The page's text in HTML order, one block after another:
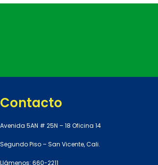
Contacto
Avenida 5AN # 25N – 18 Oficina 14
Segundo Piso – San Vicente, Cali.
Llámenos: 660-2211